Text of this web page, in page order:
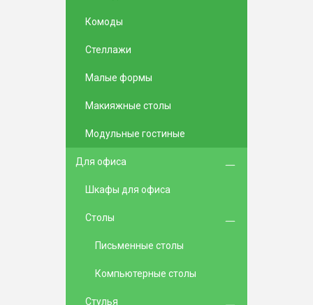
Комоды
Стеллажи
Малые формы
Макияжные столы
Модульные гостиные
Для офиса
Шкафы для офиса
Столы
Письменные столы
Компьютерные столы
Стулья